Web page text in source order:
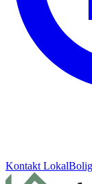
Kontakt